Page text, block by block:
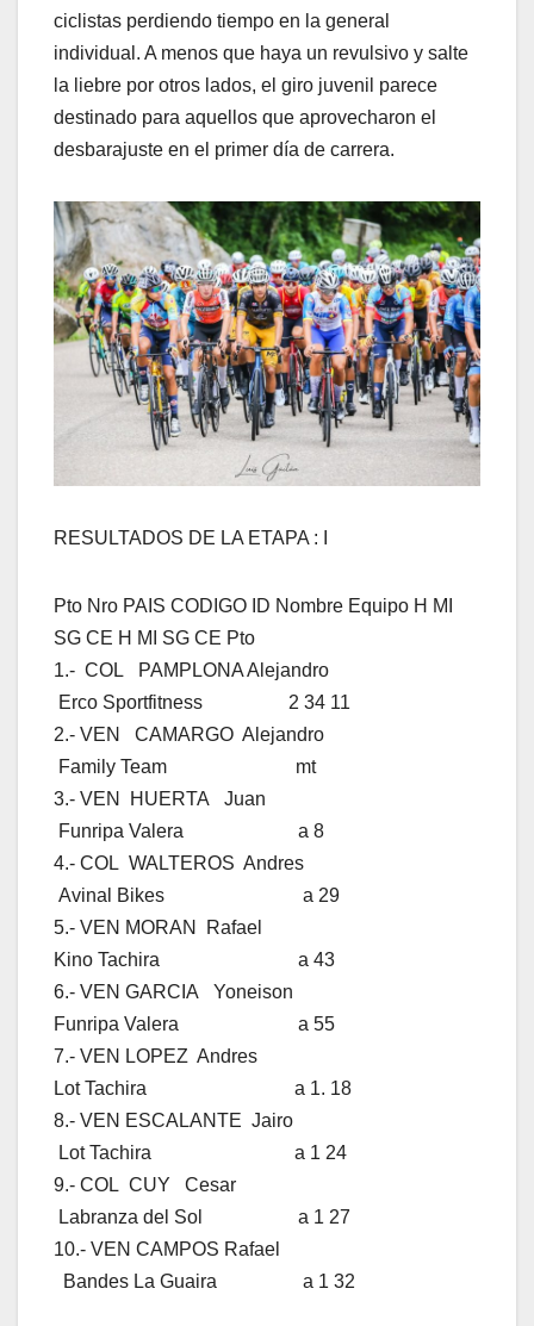
ciclistas perdiendo tiempo en la general
individual. A menos que haya un revulsivo y salte
la liebre por otros lados, el giro juvenil parece
destinado para aquellos que aprovecharon el
desbarajuste en el primer día de carrera.
RESULTADOS DE LA ETAPA : I
Pto Nro PAIS CODIGO ID Nombre Equipo H MI
SG CE H MI SG CE Pto
1.- COL PAMPLONA Alejandro
Erco Sportfitness 2 34 11
2.- VEN CAMARGO Alejandro
Family Team mt
3.- VEN HUERTA Juan
Funripa Valera a 8
4.- COL WALTEROS Andres
Avinal Bikes a 29
5.- VEN MORAN Rafael
Kino Tachira a 43
6.- VEN GARCIA Yoneison
Funripa Valera a 55
7.- VEN LOPEZ Andres
Lot Tachira a 1. 18
8.- VEN ESCALANTE Jairo
Lot Tachira a 1 24
9.- COL CUY Cesar
Labranza del Sol a 1 27
10.- VEN CAMPOS Rafael
Bandes La Guaira a 1 32